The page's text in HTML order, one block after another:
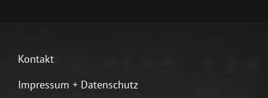
Kontakt
Impressum + Datenschutz